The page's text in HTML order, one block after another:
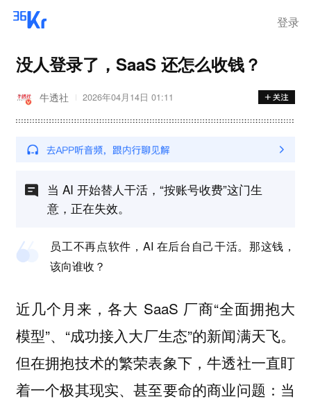
登录
没人登录了，SaaS 还怎么收钱？
牛透社 2026年04月14日 01:11
当 AI 开始替人干活，“按账号收费”这门生
意，正在失效。
员工不再点软件，AI 在后台自己干活。那这钱，
该向谁收？
近几个月来，各大 SaaS 厂商“全面拥抱大
模型”、“成功接入大厂生态”的新闻满天飞。
但在拥抱技术的繁荣表象下，牛透社一直盯
着一个极其现实、甚至要命的商业问题： 当